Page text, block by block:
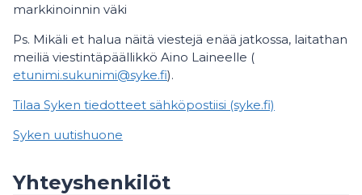
markkinoinnin väki
Ps. Mikäli et halua näitä viestejä enää jatkossa, laitathan
meiliä viestintäpäällikkö Aino Laineelle (
etunimi.sukunimi@syke.fi).
Tilaa Syken tiedotteet sähköpostiisi (syke.fi)
Syken uutishuone
Yhteyshenkilöt